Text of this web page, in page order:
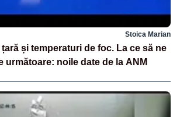
Stoica Marian
și temperaturi de foc. La ce să ne
următoare: noile date de la ANM